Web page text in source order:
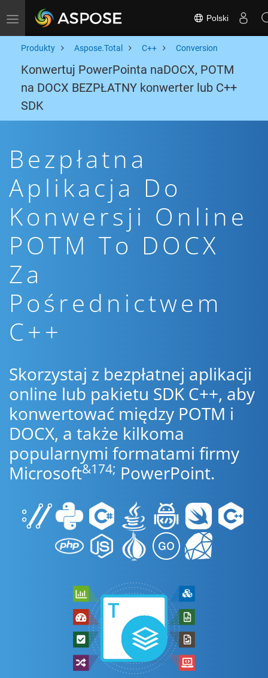
Toggle navigation Polski
Produkty Aspose.Total C++ Conversion
Konwertuj PowerPointa naDOCX, POTM
na DOCX BEZPŁATNY konwerter lub C++
SDK
Bezpłatna
Aplikacja Do
Konwersji Online
POTM To DOCX
Za
Pośrednictwem
C++
Skorzystaj z bezpłatnej aplikacji
online lub pakietu SDK C++, aby
konwertować między POTM i
DOCX, a także kilkoma
popularnymi formatami firmy
Microsoft&174; PowerPoint.